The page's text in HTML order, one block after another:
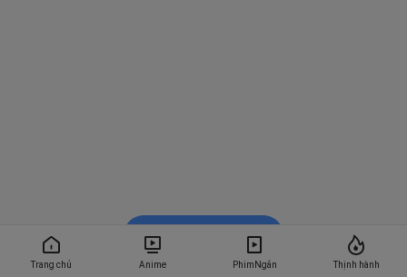
Trang chủ Anime PhimNgắn Thịnh hành
Xem trong BiliBili